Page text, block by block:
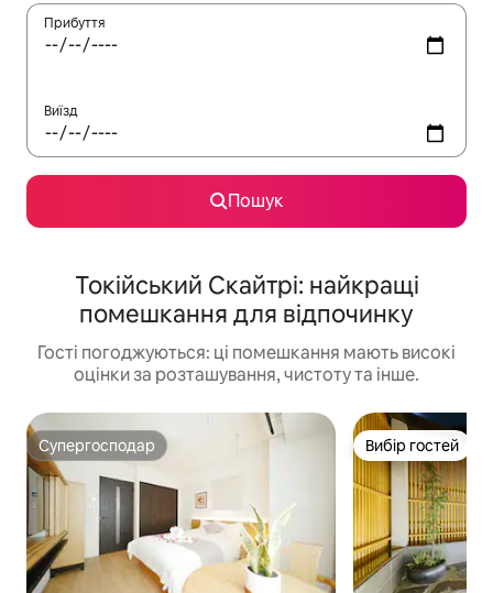
Прибуття
Виїзд
Пошук
Токійський Скайтрі: найкращі
помешкання для відпочинку
Гості погоджуються: ці помешкання мають високі
оцінки за розташування, чистоту та інше.
Супергосподар
Супергосподар Вибір гостей
Вибір гостей